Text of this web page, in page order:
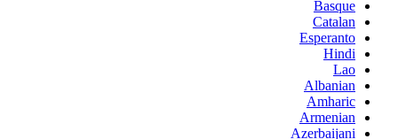
Basque
Catalan
Esperanto
Hindi
Lao
Albanian
Amharic
Armenian
Azerbaijani